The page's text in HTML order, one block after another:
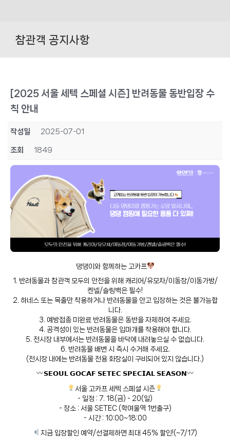
content참관객 공지사항
[2025 서울 세텍 스페셜 시즌] 반려동물 동반입장 수
칙 안내
작성일 2025-07-01
조회 1849
댕댕이와 함께하는 고카프
1. 반려동물과 참관객 모두의 안전을 위해 캐리어/유모차/이동장/이동가방/
켄넬/슬링백은 필수!
2. 하네스 또는 목줄만 착용하거나 반려동물을 안고 입장하는 것은 불가능합
니다.
3. 예방접종 미완료 반려동물은 동반을 자제하여 주세요.
4. 공격성이 있는 반려동물은 입마개를 착용해야 합니다.
5. 전시장 내부에서는 반려동물을 바닥에 내려놓으실 수 없습니다.
6. 반려동물 배변 시 즉시 수거해 주세요.
(전시장 내에는 반려동물 전용 화장실이 구비되어 있지 않습니다.)
𝗦𝗘𝗢𝗨𝗟 𝗚𝗢𝗖𝗔𝗙 𝗦𝗘𝗧𝗘𝗖 𝗦𝗣𝗘𝗖𝗜𝗔𝗟 𝗦𝗘𝗔𝗦𝗢𝗡
서울 고카프 세텍 스페셜 시즌
- 일정 : 7. 18(금) - 20(일)
- 장소 : 서울 SETEC (학여울역 1번출구)
- 시간 : 10:00~18:00
지금 입장할인 예약/선결제하면 최대 45% 할인!(~7/17)